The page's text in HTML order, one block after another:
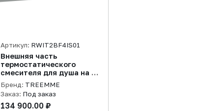
Артикул: RWIT2BF4IS01
Внешняя часть
термостатического
смесителя для душа на 4
потребителя Watt,
нержавеющая сталь
брашированная
Бренд: TREEMME
Заказ: Под заказ
134 900.00 ₽